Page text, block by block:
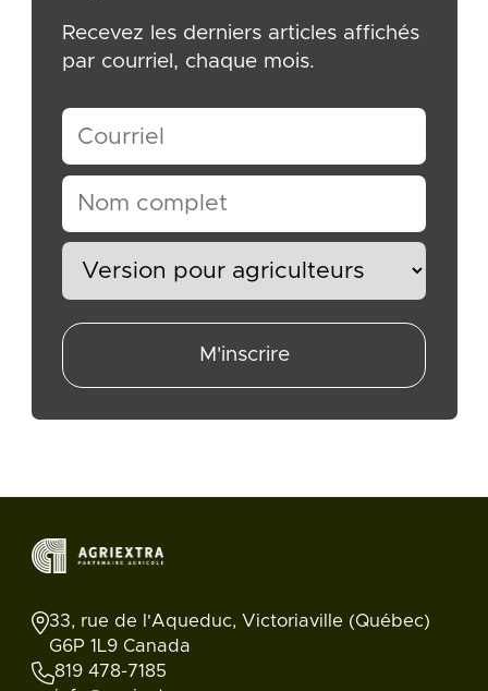
Recevez les derniers articles affichés
par courriel, chaque mois.
M'inscrire
33, rue de l'Aqueduc, Victoriaville (Québec)
G6P 1L9 Canada
819 478-7185